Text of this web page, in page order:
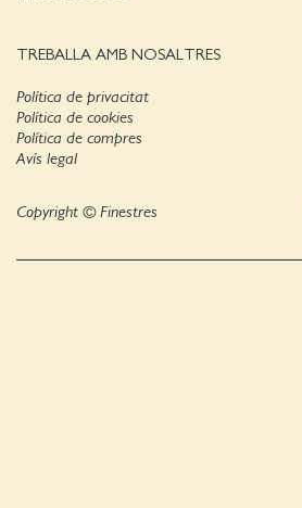
TREBALLA AMB NOSALTRES
Política de privacitat
Política de cookies
Avís legal
Política de compres
Copyright © Finestres